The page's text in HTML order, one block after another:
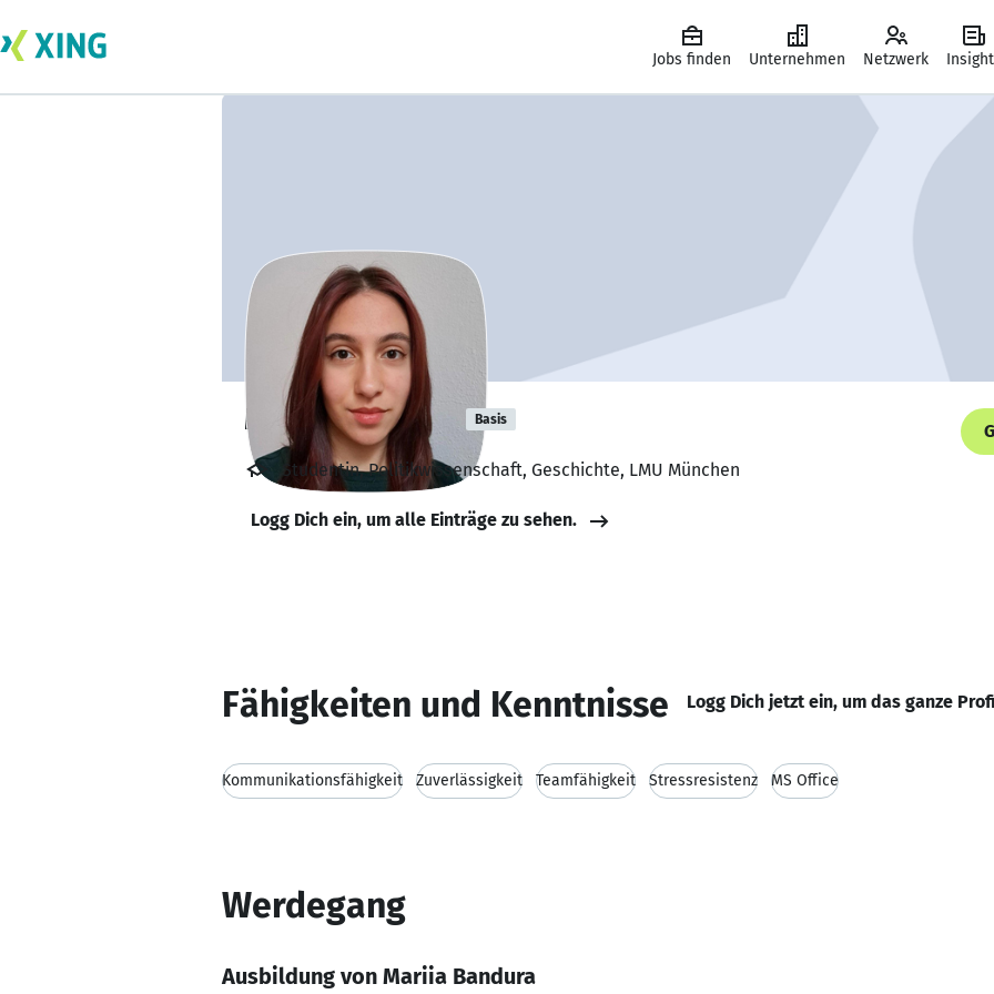
Jobs finden Unternehmen Netzwerk
Mariia Bandura Basis
Studentin, Politikwissenschaft, Geschichte, LMU München
Logg Dich ein, um alle Einträge zu sehen.
Fähigkeiten und Kenntnisse Logg Dich jetzt ein, um das ganze
Kommunikationsfähigkeit Zuverlässigkeit Teamfähigkeit Stressresistenz MS Office
Werdegang
Ausbildung von Mariia Bandura